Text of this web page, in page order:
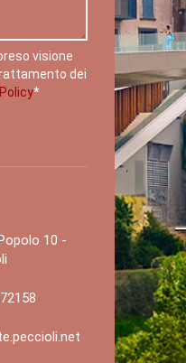
visione
dei
*
10 -